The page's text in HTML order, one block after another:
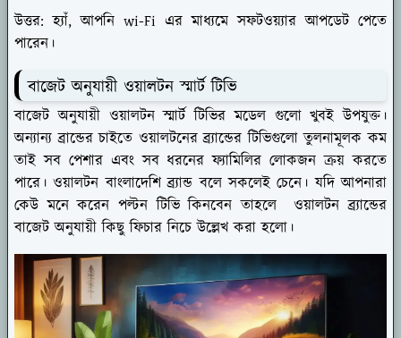
উত্তর: হ্যাঁ, আপনি wi-Fi এর মাধ্যমে সফটওয়্যার আপডেট পেতে
পারেন।
বাজেট অনুযায়ী ওয়ালটন স্মার্ট টিভি
বাজেট অনুযায়ী ওয়ালটন স্মার্ট টিভির মডেল গুলো খুবই উপযুক্ত।
অন্যান্য ব্রান্ডের চাইতে ওয়ালটনের ব্র্যান্ডের টিভিগুলো তুলনামূলক কম
তাই সব পেশার এবং সব ধরনের ফ্যামিলির লোকজন ক্রয় করতে
পারে। ওয়ালটন বাংলাদেশি ব্র্যান্ড বলে সকলেই চেনে। যদি আপনারা
কেউ মনে করেন পল্টন টিভি কিনবেন তাহলে ওয়ালটন ব্র্যান্ডের
বাজেট অনুযায়ী কিছু ফিচার নিচে উল্লেখ করা হলো।